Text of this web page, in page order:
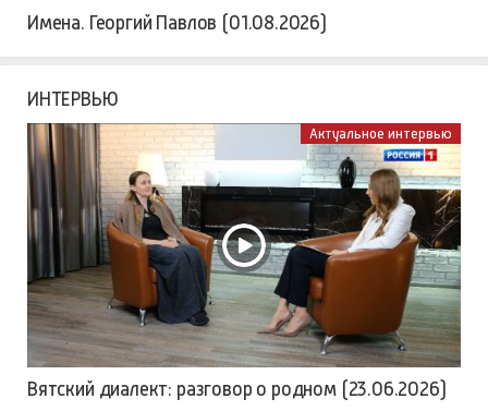
Имена. Георгий Павлов (01.08.2026)
ИНТЕРВЬЮ
Актуальное интервью
Вятский диалект: разговор о родном (23.06.2026)